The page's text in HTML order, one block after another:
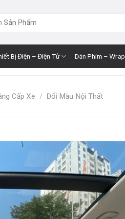
Bị Điện – Điện Tử Dán Phim – Wrap
Cấp Xe / Đổi Màu Nội Thất